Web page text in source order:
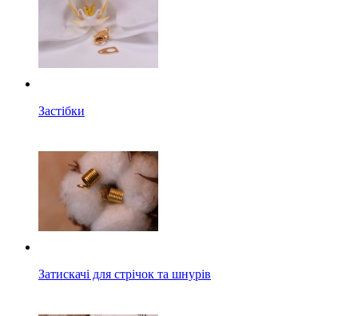
Застібки
Затискачі для стрічок та шнурів